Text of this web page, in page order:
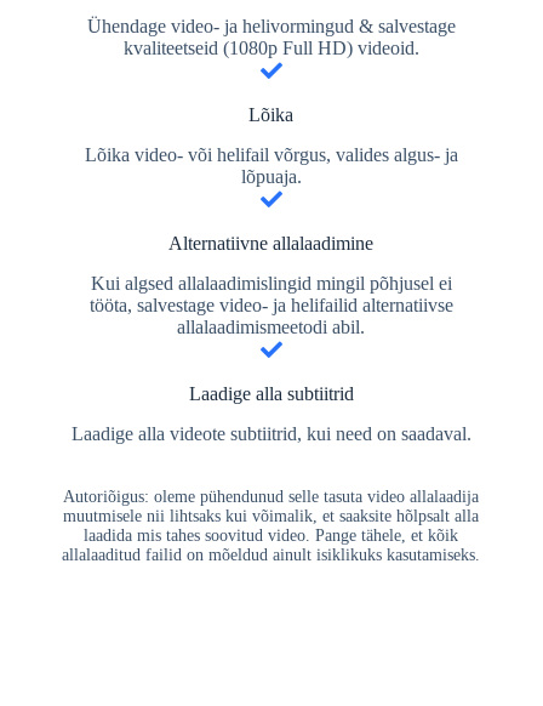
Ühendage video- ja helivormingud & salvestage
kvaliteetseid (1080p Full HD) videoid.
Lõika
Lõika video- või helifail võrgus, valides algus- ja
lõpuaja.
Alternatiivne allalaadimine
Kui algsed allalaadimislingid mingil põhjusel ei
tööta, salvestage video- ja helifailid alternatiivse
allalaadimismeetodi abil.
Laadige alla subtiitrid
Laadige alla videote subtiitrid, kui need on saadaval.
Autoriõigus: oleme pühendunud selle tasuta video allalaadija
muutmisele nii lihtsaks kui võimalik, et saaksite hõlpsalt alla
laadida mis tahes soovitud video. Pange tähele, et kõik
allalaaditud failid on mõeldud ainult isiklikuks kasutamiseks.